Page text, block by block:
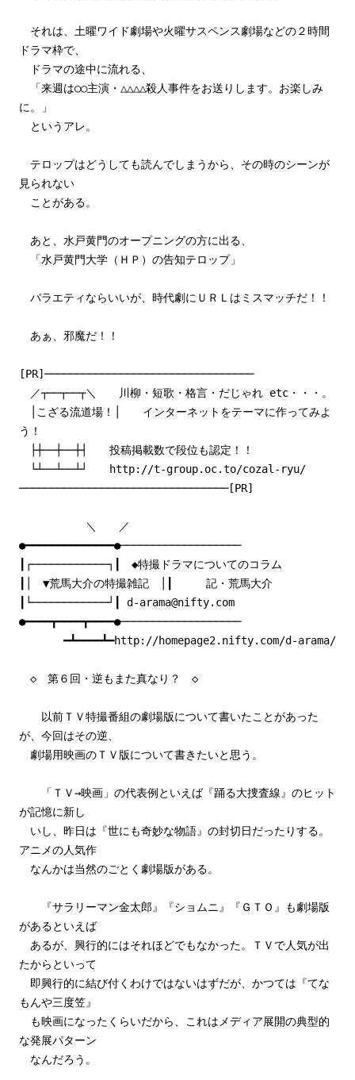
それは、土曜ワイド劇場や火曜サスペンス劇場などの２時間
ドラマ枠で、
ドラマの途中に流れる、
「来週は○○主演・△△△△殺人事件をお送りします。お楽しみ
に。」
というアレ。
テロップはどうしても読んでしまうから、その時のシーンが
見られない
ことがある。
あと、水戸黄門のオープニングの方に出る、
「水戸黄門大学（ＨＰ）の告知テロップ」
バラエティならいいが、時代劇にＵＲＬはミスマッチだ！！
あぁ、邪魔だ！！
[PR]─────────────────────────────────
／┬──┬──┬＼ 川柳・短歌・格言・だじゃれ etc・・・。
│こざる流道場！│ インターネットをテーマに作ってみよ
う！
├┼──┼──┼┤ 投稿掲載数で段位も認定！！
└┴──┴──┴┘ http://t-group.oc.to/cozal-ryu/
─────────────────────────────────[PR]
＼ ／
●━━━━━━━━━━━━━━●───────────────────
┃┌────────────┐┃ ◆特撮ドラマについてのコラム
┃│ ▼荒馬大介の特撮雑記 │┃ 記・荒馬大介
┃└────────────┘┃ d-arama@nifty.com
●━━━━┳━━━━┳━━━━●───────────────────
━┻━━━━┻━http://homepage2.nifty.com/d-arama/
◇ 第６回・逆もまた真なり？ ◇
以前ＴＶ特撮番組の劇場版について書いたことがあった
が、今回はその逆、
劇場用映画のＴＶ版について書きたいと思う。
「ＴＶ→映画」の代表例といえば『踊る大捜査線』のヒット
が記憶に新し
いし、昨日は『世にも奇妙な物語』の封切日だったりする。
アニメの人気作
なんかは当然のごとく劇場版がある。
『サラリーマン金太郎』『ショムニ』『ＧＴＯ』も劇場版
があるといえば
あるが、興行的にはそれほどでもなかった。ＴＶで人気が出
たからといって
即興行的に結び付くわけではないはずだが、かつては『てな
もんや三度笠』
も映画になったくらいだから、これはメディア展開の典型的
な発展パターン
なんだろう。